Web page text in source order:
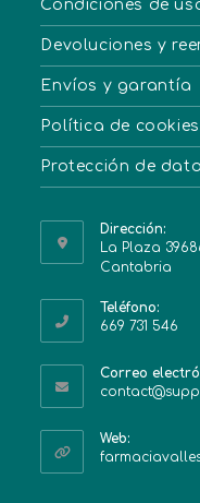
Condiciones de
Devoluciones y
Envíos y garantía
Política de cookies
Protección de
Dirección:
La Plaza
Cantabria
Teléfono:
669 731 546
Correo
Web: